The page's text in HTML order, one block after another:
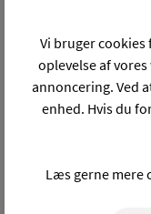
Vi bruger
oplevelse af
annoncering. Ved
enhed. Hvis du
Læs gerne mere